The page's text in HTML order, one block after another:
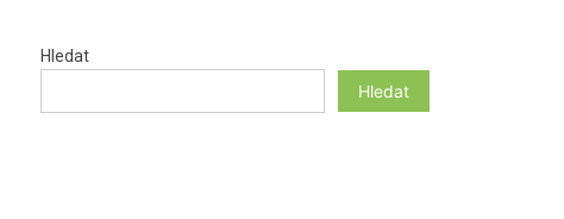
Hledat
Hledat